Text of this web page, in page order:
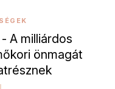
A milliárdos
önmagát